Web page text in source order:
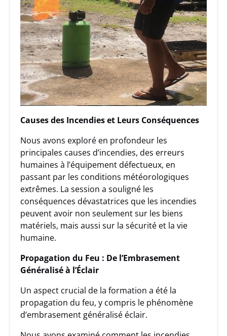
Causes des Incendies et Leurs Conséquences
Nous avons exploré en profondeur les
principales causes d’incendies, des erreurs
humaines à l’équipement défectueux, en
passant par les conditions météorologiques
extrêmes. La session a souligné les
conséquences dévastatrices que les incendies
peuvent avoir non seulement sur les biens
matériels, mais aussi sur la sécurité et la vie
humaine.
Propagation du Feu : De l’Embrasement
Généralisé à l’Éclair
Un aspect crucial de la formation a été la
propagation du feu, y compris le phénomène
d’embrasement généralisé éclair.